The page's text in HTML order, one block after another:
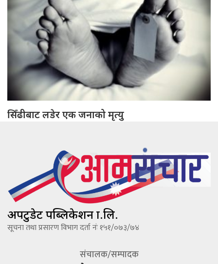
सिँढीबाट लडेर एक जनाको मृत्यु
अपटुडेट पब्लिकेशन प्रा.लि.
सूचना तथा प्रसारण विभाग दर्ता नंः १५१/०७३/७४
संचालक/सम्पादक